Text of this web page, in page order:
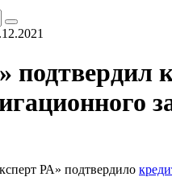
подтвердил
РА» подтвердило